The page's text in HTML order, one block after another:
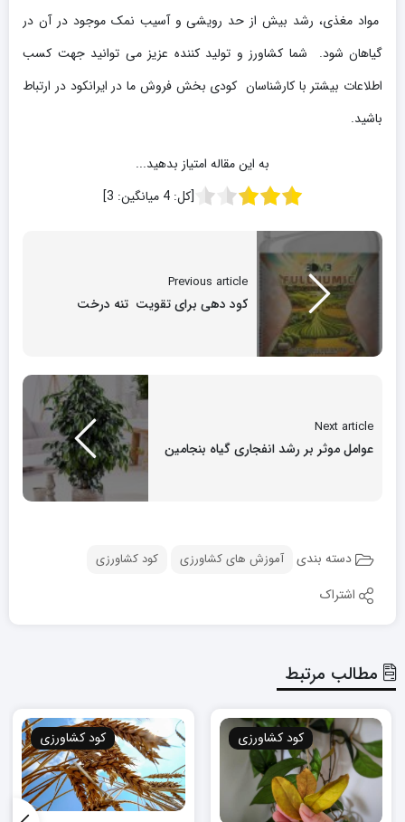
مواد مغذی، رشد بیش از حد رویشی و آسیب نمک موجود در آن در
گیاهان شود. شما کشاورز و تولید کننده عزیز می توانید جهت کسب
اطلاعات بیشتر با کارشناسان کودی بخش فروش ما در ایرانکود در ارتباط
باشید.
به این مقاله امتیاز بدهید...
[کل:4 میانگین: 3
]
Previous article
کود دهی برای تقویت تنه درخت
Next article
عوامل موثر بر رشد انفجاری گیاه بنجامین
دسته بندی آموزش های کشاورزی کود کشاورزی
اشتراک
مطالب مرتبط
کود کشاورزی کود کشاورزی